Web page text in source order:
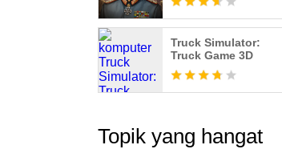
Truck Simulator:
Truck Game 3D
Topik yang hangat